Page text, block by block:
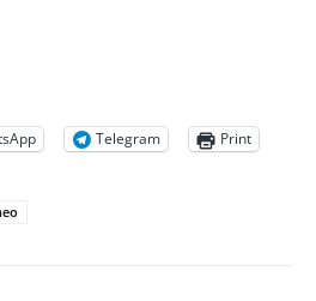
Telegram Print